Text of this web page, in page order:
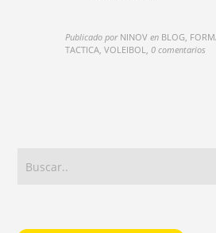
Publicado por NINOV en BLOG,
TACTICA, VOLEIBOL,0 comentarios